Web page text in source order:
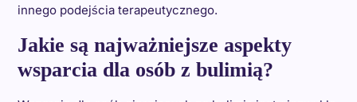
innego podejścia terapeutycznego.
Jakie są najważniejsze aspekty
wsparcia dla osób z bulimią?